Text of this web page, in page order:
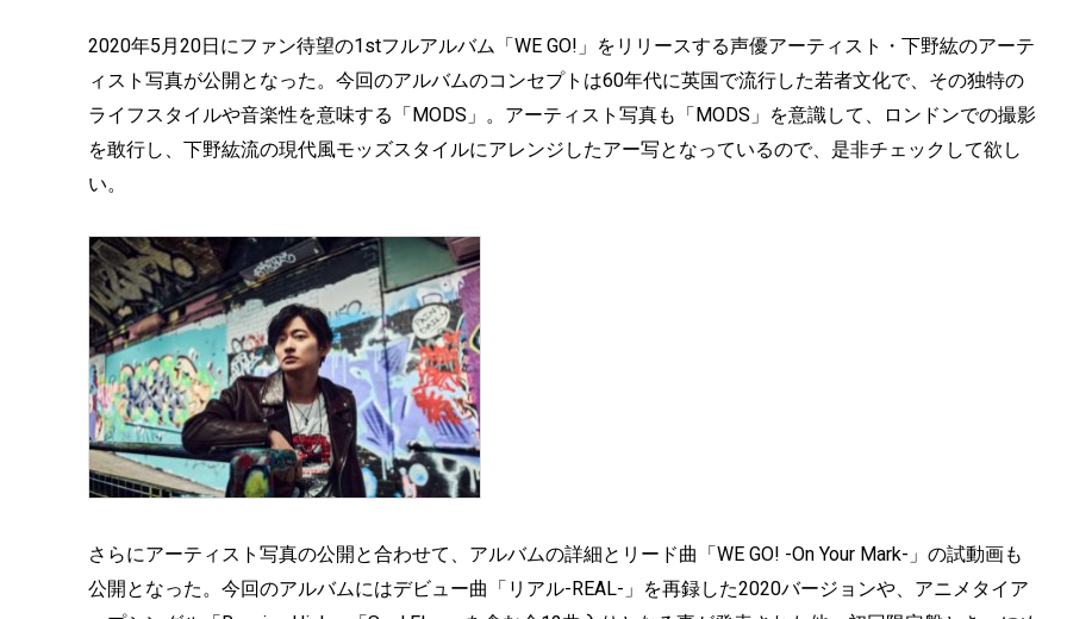
2020年5月20日にファン待望の1stフルアルバム「WE GO!」をリリースする声優アーティスト・下野紘のアーテ
ィスト写真が公開となった。今回のアルバムのコンセプトは60年代に英国で流行した若者文化で、その独特の
ライフスタイルや音楽性を意味する「MODS」。アーティスト写真も「MODS」を意識して、ロンドンでの撮影
を敢行し、下野紘流の現代風モッズスタイルにアレンジしたアー写となっているので、是非チェックして欲し
い。
さらにアーティスト写真の公開と合わせて、アルバムの詳細とリード曲「WE GO! -On Your Mark-」の試動画も
公開となった。今回のアルバムにはデビュー曲「リアル-REAL-」を再録した2020バージョンや、アニメタイア